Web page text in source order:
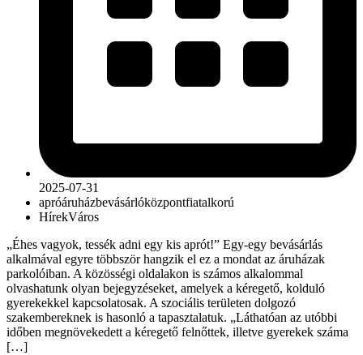
2025-07-31
apróáruházbevásárlóközpontfiatalkorú
HírekVáros
„Éhes vagyok, tessék adni egy kis aprót!” Egy-egy bevásárlás
alkalmával egyre többször hangzik el ez a mondat az áruházak
parkolóiban. A közösségi oldalakon is számos alkalommal
olvashatunk olyan bejegyzéseket, amelyek a kéregető, kolduló
gyerekekkel kapcsolatosak. A szociális területen dolgozó
szakembereknek is hasonló a tapasztalatuk. „Láthatóan az utóbbi
időben megnövekedett a kéregető felnőttek, illetve gyerekek száma
[…]